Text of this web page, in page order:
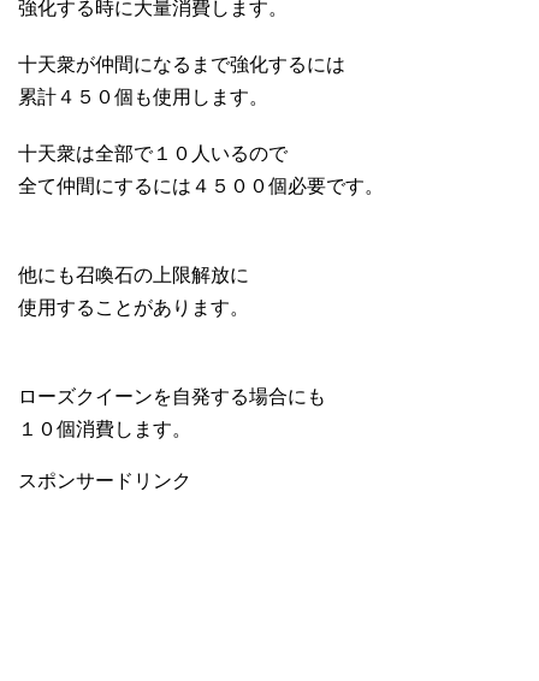
強化する時に大量消費します。
十天衆が仲間になるまで強化するには
累計４５０個も使用します。
十天衆は全部で１０人いるので
全て仲間にするには４５００個必要です。
他にも召喚石の上限解放に
使用することがあります。
ローズクイーンを自発する場合にも
１０個消費します。
スポンサードリンク